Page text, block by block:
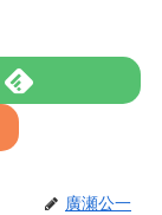
廣瀬公一